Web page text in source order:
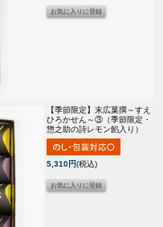
【季節限定】 末広菓撰～すえ
ひろかせん～③（季節限定・
惣之助の詩レモン餡入り）
5,310円(税込)